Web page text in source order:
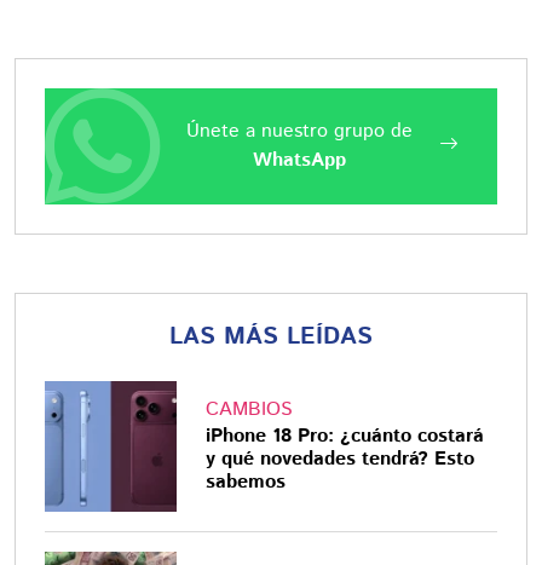
Únete a nuestro grupo de
WhatsApp
LAS MÁS LEÍDAS
CAMBIOS
iPhone 18 Pro: ¿cuánto costará
y qué novedades tendrá? Esto
sabemos